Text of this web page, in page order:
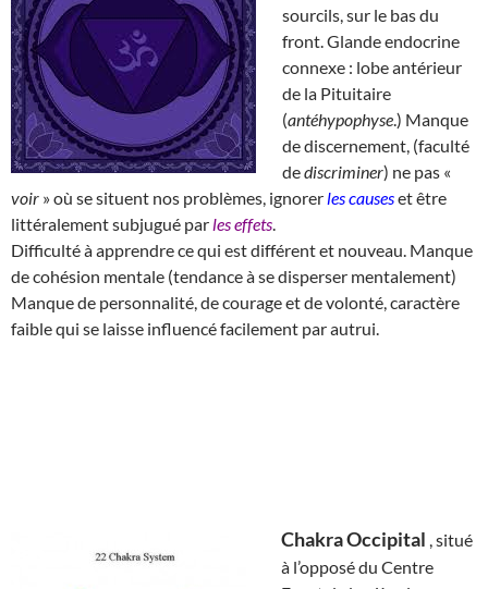
sourcils, sur le bas du
front. Glande endocrine
connexe : lobe antérieur
de la Pituitaire
(antéhypophyse.) Manque
de discernement, (faculté
dediscriminer) ne pas «
voir » où se situent nos problèmes, ignorer les causeset être
littéralement subjugué par les effets
Difficulté à apprendre ce qui est différent et nouveau. Manque
de cohésion mentale (tendance à se disperser mentalement)
Manque de personnalité, de courage et de volonté, caractère
faible qui se laisse influencé facilement par autrui.
Chakra Occipital , situé
à l’opposé du Centre